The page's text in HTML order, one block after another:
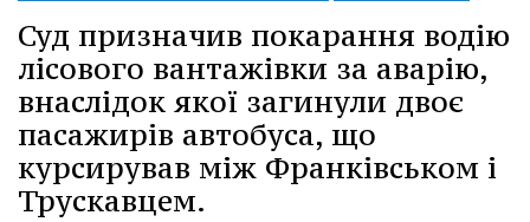
Суд призначив покарання водію
лісового вантажівки за аварію,
внаслідок якої загинули двоє
пасажирів автобуса, що
курсирував між Франківськом і
Трускавцем.